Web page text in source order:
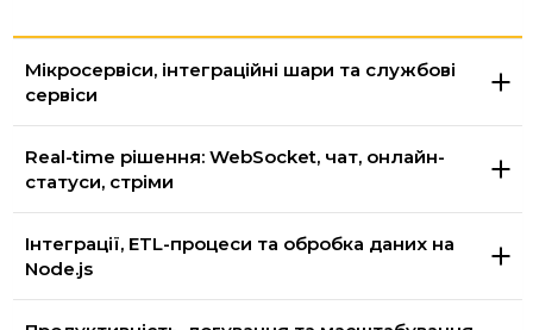
Мікросервіси, інтеграційні шари та службові
сервіси
Real-time рішення: WebSocket, чат, онлайн-
статуси, стріми
Інтеграції, ETL-процеси та обробка даних на
Node.js